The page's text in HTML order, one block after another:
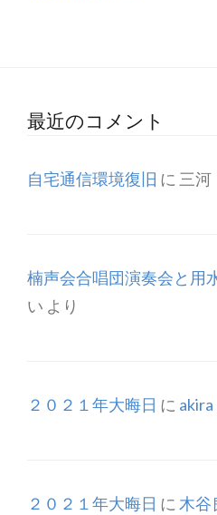
最近のコメント
自宅通信環境復旧 に 三
楠声会合唱団演奏会と用
い より
２０２１年大晦日 に akira
２０２１年大晦日 に 木谷